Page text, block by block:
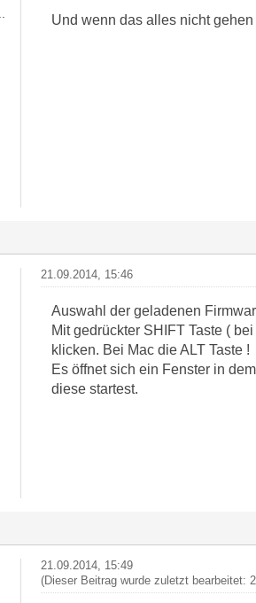
Und wenn das alles nicht
21.09.2014, 15:46
Auswahl der geladenen
Mit gedrückter SHIFT Taste (
klicken. Bei Mac die ALT Taste !
Es öffnet sich ein Fenster in
diese startest.
21.09.2014, 15:49
(Dieser Beitrag wurde zuletzt bearbeitet: